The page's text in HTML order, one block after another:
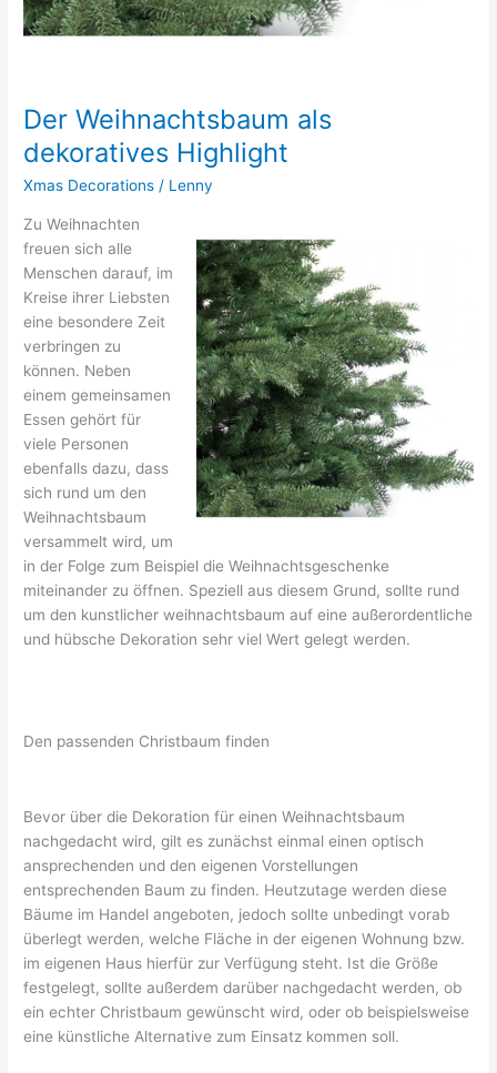
Der Weihnachtsbaum als
dekoratives Highlight
Xmas Decorations / Lenny
Zu Weihnachten
freuen sich alle
Menschen darauf, im
Kreise ihrer Liebsten
eine besondere Zeit
verbringen zu
können. Neben
einem gemeinsamen
Essen gehört für
viele Personen
ebenfalls dazu, dass
sich rund um den
Weihnachtsbaum
versammelt wird, um
in der Folge zum Beispiel die Weihnachtsgeschenke
miteinander zu öffnen. Speziell aus diesem Grund, sollte rund
um den kunstlicher weihnachtsbaum auf eine außerordentliche
und hübsche Dekoration sehr viel Wert gelegt werden.
Den passenden Christbaum finden
Bevor über die Dekoration für einen Weihnachtsbaum
nachgedacht wird, gilt es zunächst einmal einen optisch
ansprechenden und den eigenen Vorstellungen
entsprechenden Baum zu finden. Heutzutage werden diese
Bäume im Handel angeboten, jedoch sollte unbedingt vorab
überlegt werden, welche Fläche in der eigenen Wohnung bzw.
im eigenen Haus hierfür zur Verfügung steht. Ist die Größe
festgelegt, sollte außerdem darüber nachgedacht werden, ob
ein echter Christbaum gewünscht wird, oder ob beispielsweise
eine künstliche Alternative zum Einsatz kommen soll.